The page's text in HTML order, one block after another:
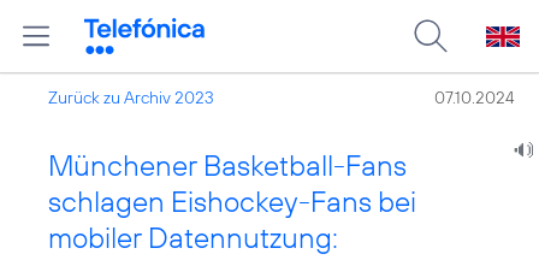
Zurück zu Archiv 2023 07.10.2024
Münchener Basketball-Fans
schlagen Eishockey-Fans bei
mobiler Datennutzung: